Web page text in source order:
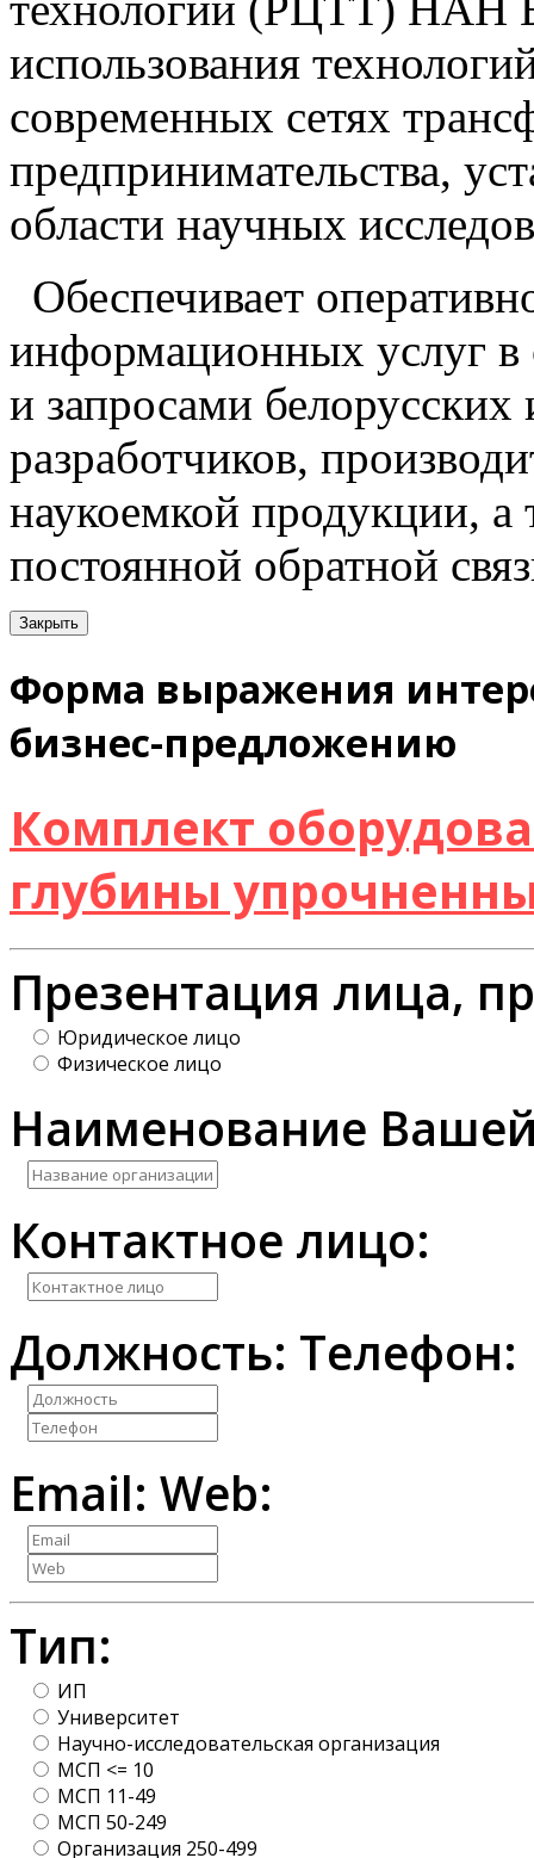
использования
современных сетях
предпринимательства,
области научных
Обеспечивает
информационных услуг в
и запросами
разработчиков,
наукоемкой продукции, а
постоянной обратной
Закрыть
Форма выражения
бизнес-предложению
Комплект
глубины
Презентация лица,
Юридическое лицо
Физическое лицо
Наименование
Контактное лицо:
Должность: Телефон:
Email: Web:
Тип:
ИП
Университет
Научно-исследовательская организация
МСП <= 10
МСП 11-49
МСП 50-249
Организация 250-499